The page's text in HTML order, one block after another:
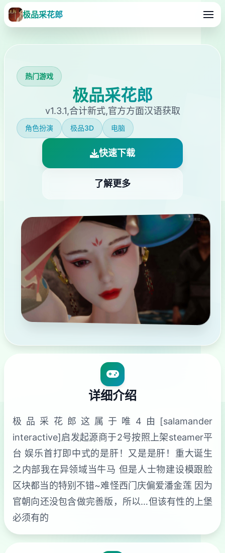
极品采花郎
热门游戏
极品采花郎
v1.3.1,合计新式,官方方面汉语获取
角色扮演 极品3D 电脑
快速下载
了解更多
详细介绍
极品采花郎这属于唯4由[salamander
interactive]启发起源商于2号按照上架steamer平
台 娱乐首打即中式的是肝！又是是肝！重大诞生
之内部我在异领域当牛马 但是人士物建设模跟脸
区块都当的特别不错~难怪西门庆偏爱潘金莲 因为
官朝向还没包含做完善版，所以…但该有性的上堡
必须有的